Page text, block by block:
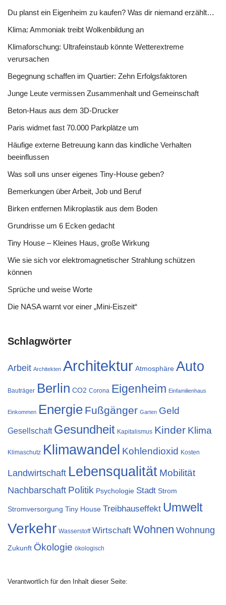
Du planst ein Eigenheim zu kaufen? Was dir niemand erzählt…
Klima: Ammoniak treibt Wolkenbildung an
Klimaforschung: Ultrafeinstaub könnte Wetterextreme
verursachen
Begegnung schaffen im Quartier: Zehn Erfolgsfaktoren
Junge Leute vermissen Zusammenhalt und Gemeinschaft
Beton-Haus aus dem 3D-Drucker
Paris widmet fast 70.000 Parkplätze um
Häufige externe Betreuung kann das kindliche Verhalten
beeinflussen
Was soll uns unser eigenes Tiny-House geben?
Bemerkungen über Arbeit, Job und Beruf
Birken entfernen Mikroplastik aus dem Boden
Grundrisse um 6 Ecken gedacht
Tiny House – Kleines Haus, große Wirkung
Wie sie sich vor elektromagnetischer Strahlung schützen
können
Sprüche und weise Worte
Die NASA warnt vor einer „Mini-Eiszeit“
Schlagwörter
Arbeit Architekten Architektur Atmosphäre Auto
Bauträger Berlin CO2 Corona Eigenheim Einfamilienhaus
Einkommen Energie Fußgänger Garten Geld
Gesellschaft Gesundheit Kapitalismus Kinder Klima
Klimaschutz Klimawandel Kohlendioxid Kosten
Landwirtschaft Lebensqualität Mobilität
Nachbarschaft Politik Psychologie Stadt Strom
Stromversorgung Tiny House Treibhauseffekt Umwelt
Verkehr Wasserstoff Wirtschaft Wohnen Wohnung
Zukunft Ökologie ökologisch
Verantwortlich für den Inhalt dieser Seite: